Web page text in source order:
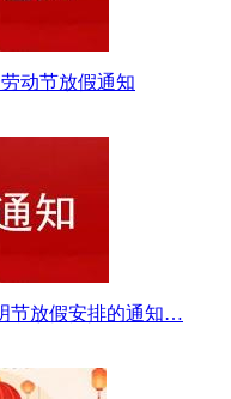
动节放假通知
节放假安排的通知…